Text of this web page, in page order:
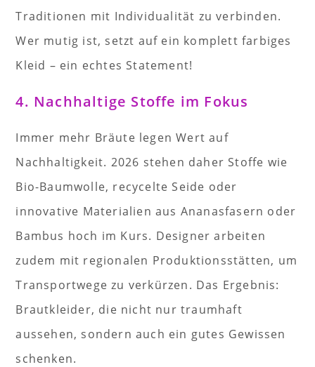
Traditionen mit Individualität zu verbinden.
Wer mutig ist, setzt auf ein komplett farbiges
Kleid – ein echtes Statement!
4. Nachhaltige Stoffe im Fokus
Immer mehr Bräute legen Wert auf
Nachhaltigkeit. 2026 stehen daher Stoffe wie
Bio-Baumwolle, recycelte Seide oder
innovative Materialien aus Ananasfasern oder
Bambus hoch im Kurs. Designer arbeiten
zudem mit regionalen Produktionsstätten, um
Transportwege zu verkürzen. Das Ergebnis:
Brautkleider, die nicht nur traumhaft
aussehen, sondern auch ein gutes Gewissen
schenken.